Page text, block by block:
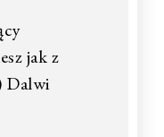
jak z
Dalwi